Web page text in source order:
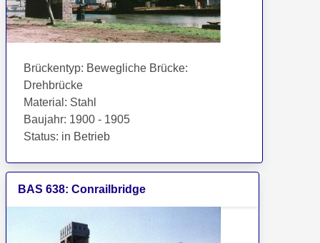
Brückentyp: Bewegliche Brücke:
Drehbrücke
Material : Stahl
Baujahr: 1900 - 1905
Status: in Betrieb
BAS 638: Conrailbridge